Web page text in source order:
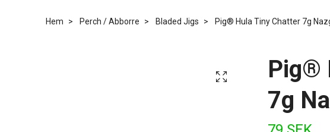
Hem Perch / Abborre Bladed Jigs Pig® Hula Tiny Chatter 7g
Pig®
7g